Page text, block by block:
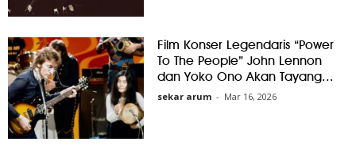
Film Konser Legendaris “Power
To The People” John Lennon
dan Yoko Ono Akan Tayang...
sekar arum - Mar 16, 2026